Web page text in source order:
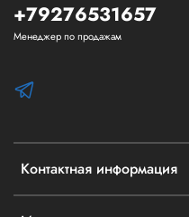
Контактная информация
+79276531657
Менеджер по продажам